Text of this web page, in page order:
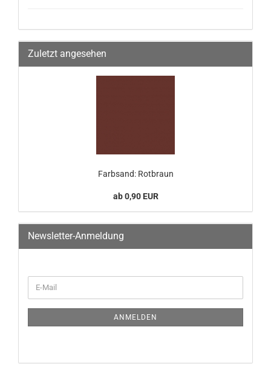
Zuletzt angesehen
Farbsand: Rotbraun
ab 0,90 EUR
Newsletter-Anmeldung
ANMELDEN